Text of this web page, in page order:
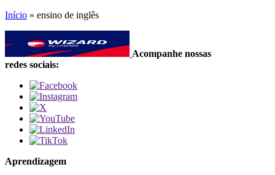
Início » ensino de inglês
Acompanhe nossas
redes sociais:
Aprendizagem